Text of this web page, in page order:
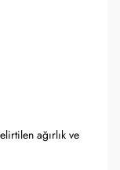
ağırlık ve